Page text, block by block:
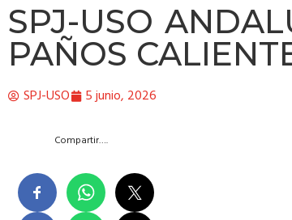
SPJ-USO
PAÑOS
SPJ-USO 5 junio, 2026
Compartir….